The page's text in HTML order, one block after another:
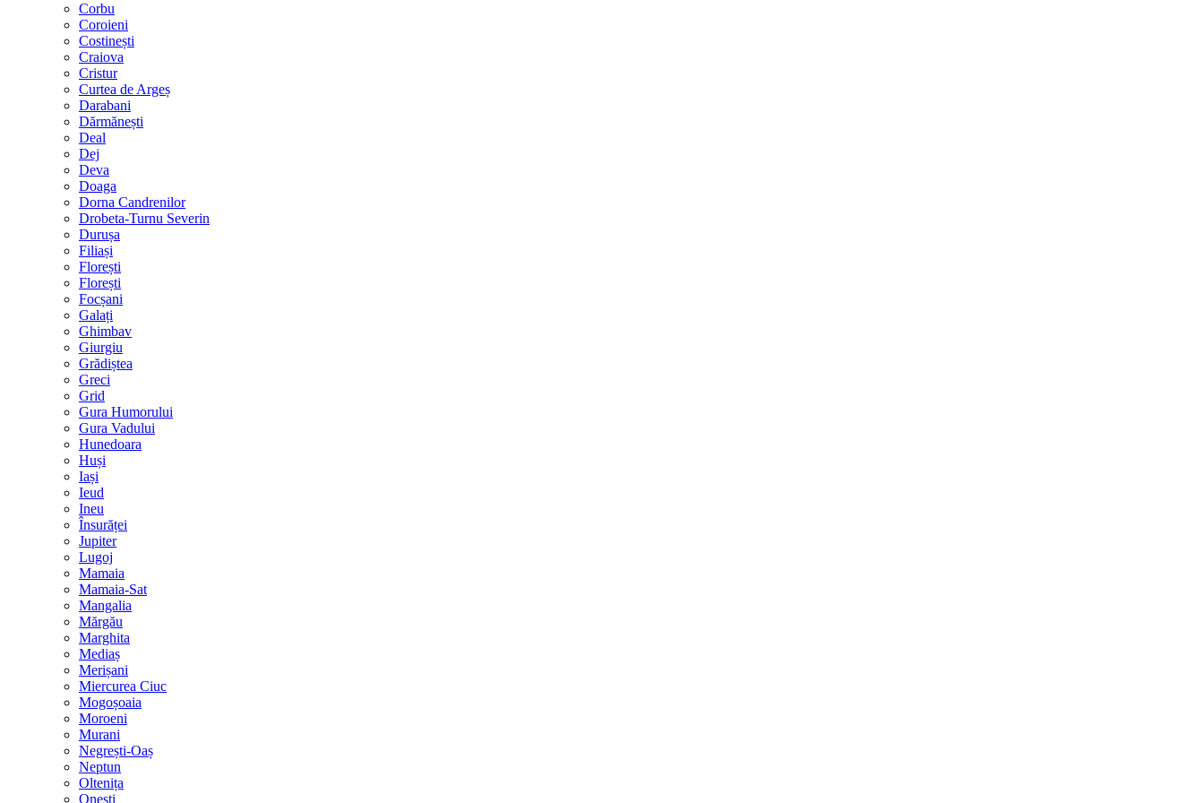
Corbu
Coroieni
Costinești
Craiova
Cristur
Curtea de Argeș
Darabani
Dărmănești
Deal
Dej
Deva
Doaga
Dorna Candrenilor
Drobeta-Turnu Severin
Durușa
Filiași
Florești
Florești
Focșani
Galați
Ghimbav
Giurgiu
Grădiștea
Greci
Grid
Gura Humorului
Gura Vadului
Hunedoara
Huși
Iași
Ieud
Ineu
Însurăței
Jupiter
Lugoj
Mamaia
Mamaia-Sat
Mangalia
Mărgău
Marghita
Mediaș
Merișani
Miercurea Ciuc
Mogoșoaia
Moroeni
Murani
Negrești-Oaș
Neptun
Oltenița
Onești